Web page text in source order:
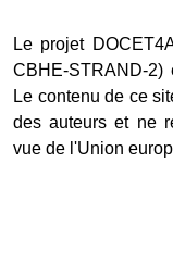
Le projet
CBHE-STRAND-2)
Le contenu de ce
des auteurs et ne
vue de l'Union